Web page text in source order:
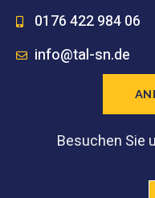
0176 422 984 06
info@tal-sn.de
Besuchen Sie